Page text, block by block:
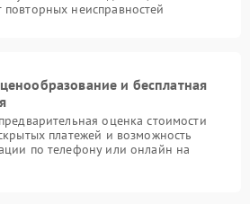
неисправностей
и бесплатная
оценка стоимости
платежей и возможность
по телефону или онлайн на